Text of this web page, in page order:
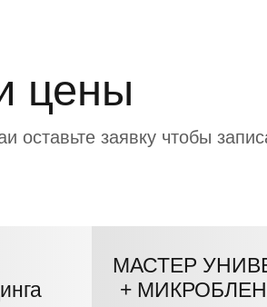
цены
заявку чтобы
МАСТЕР
+